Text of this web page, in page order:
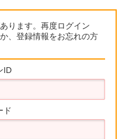
ります。再度ログイン
、登録情報をお忘れの方
ID
ド